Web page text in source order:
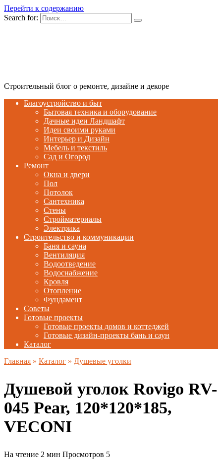
Перейти к содержанию
Search for:
Строительный блог о ремонте, дизайне и декоре
Благоустройство и быт
Бытовая техника и оборудование
Дачные идеи Ландшафт
Идеи своими руками
Интерьер и Дизайн
Мебель и текстиль
Сад и Огород
Ремонт
Окна и двери
Пол
Потолок
Сантехника
Стены
Стройматериалы
Электрика
Строительство и коммуникации
Баня и сауна
Вентиляция
Водоотведение
Водоснабжение
Кровля
Отопление
Фундамент
Советы
Готовые проекты
Готовые проекты домов и коттеджей
Готовые дизайн-проекты бань и саун
Каталог
Главная » Каталог » Душевые уголки
Душевой уголок Rovigo RV-
045 Pear, 120*120*185,
VECONI
На чтение 2 мин Просмотров 5